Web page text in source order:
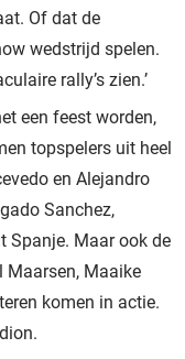
Of dat de
wedstrijd spelen.
rally’s zien.’
een feest worden,
topspelers uit heel
en Alejandro
Sanchez,
Spanje. Maar ook de
Maarsen, Maaike
komen in actie.